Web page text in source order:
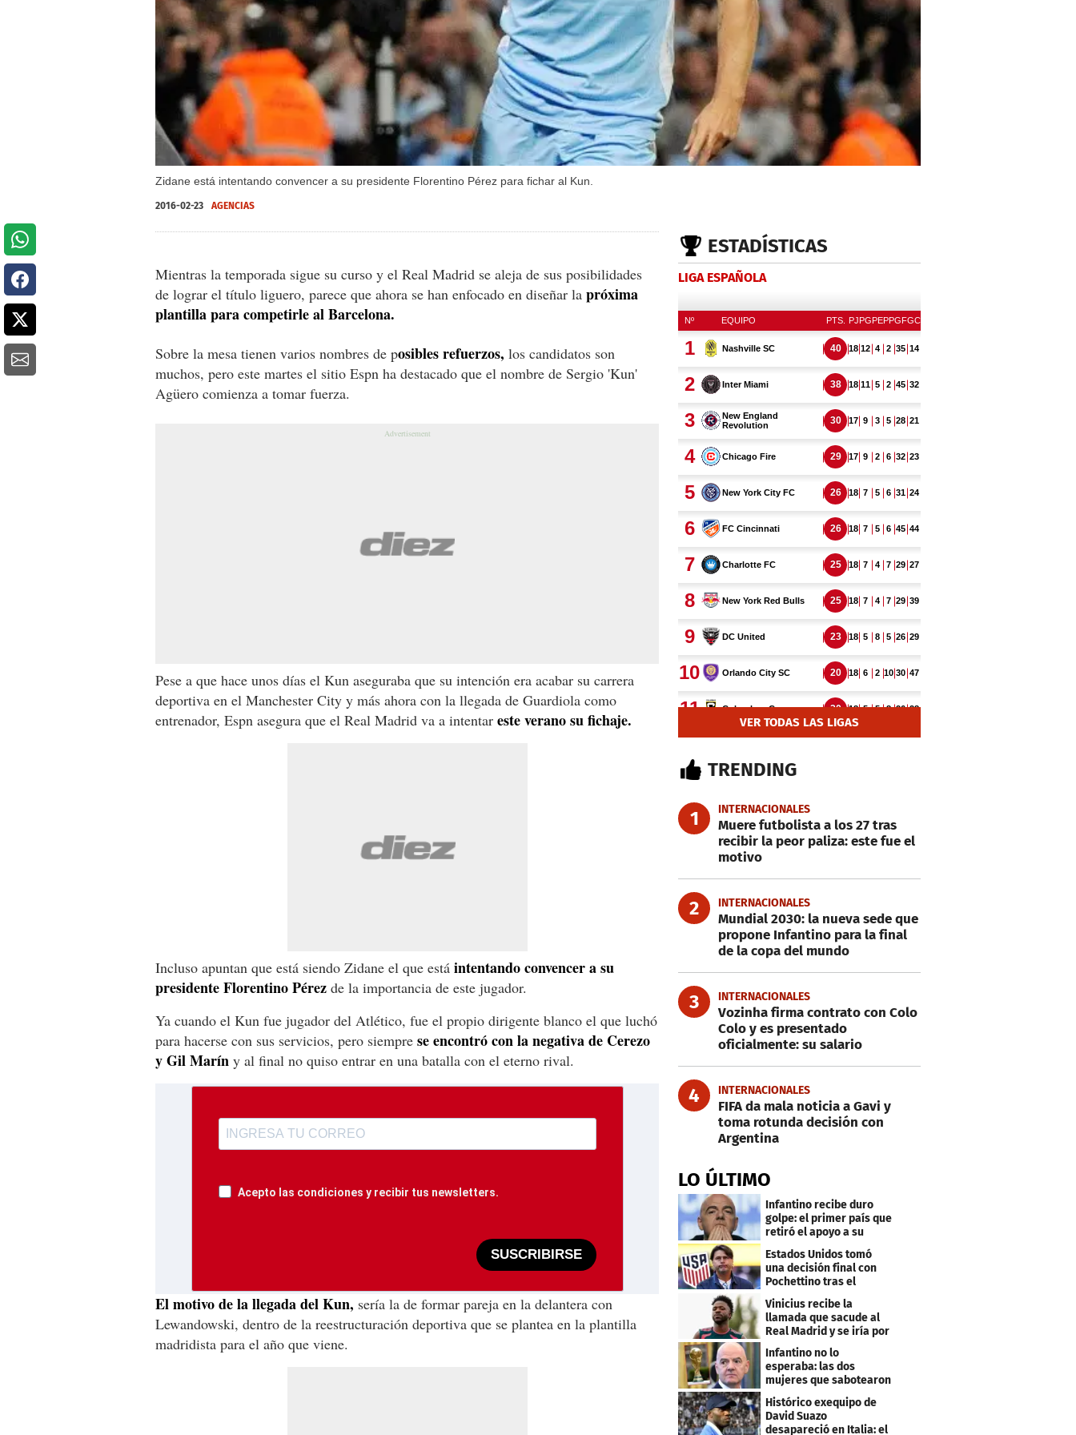
Zidane está intentando convencer a su presidente Florentino Pérez para fichar al Kun.
2016-02-23 AGENCIAS
Mientras la temporada sigue su curso y el Real Madrid se aleja de sus posibilidades
de lograr el título liguero, parece que ahora se han enfocado en diseñar la próxima
plantilla para competirle al Barcelona.
Sobre la mesa tienen varios nombres de posibles refuerzos, los candidatos son
muchos, pero este martes el sitio Espn ha destacado que el nombre de Sergio 'Kun'
Agüero comienza a tomar fuerza.
Pese a que hace unos días el Kun aseguraba que su intención era acabar su carrera
deportiva en el Manchester City y más ahora con la llegada de Guardiola como
entrenador, Espn asegura que el Real Madrid va a intentar este verano su fichaje.
Incluso apuntan que está siendo Zidane el que está intentando convencer a su
presidente Florentino Pérez de la importancia de este jugador.
Ya cuando el Kun fue jugador del Atlético, fue el propio dirigente blanco el que luchó
para hacerse con sus servicios, pero siempre se encontró con la negativa de Cerezo
y Gil Marín y al final no quiso entrar en una batalla con el eterno rival.
Acepto las condiciones y recibir tus newsletters.
SUSCRIBIRSE
El motivo de la llegada del Kun, sería la de formar pareja en la delantera con
Lewandowski, dentro de la reestructuración deportiva que se plantea en la plantilla
madridista para el año que viene.
ESTADÍSTICAS
LIGA ESPAÑOLA
VER TODAS LAS LIGAS
TRENDING
1 INTERNACIONALES
Muere futbolista a los 27 tras
recibir la peor paliza: este fue el
motivo
2 INTERNACIONALES
Mundial 2030: la nueva sede que
propone Infantino para la final
de la copa del mundo
3 INTERNACIONALES
Vozinha firma contrato con Colo
Colo y es presentado
oficialmente: su salario
4 INTERNACIONALES
FIFA da mala noticia a Gavi y
toma rotunda decisión con
Argentina
LO ÚLTIMO
Infantino recibe duro
golpe: el primer país que
retiró el apoyo a su
Estados Unidos tomó
una decisión final con
Pochettino tras el
Mundial
Vinicius recibe la
llamada que sacude al
Real Madrid y se iría por
este salario
Infantino no lo
esperaba: las dos
mujeres que sabotearon
sus planes con el
Mundial
Histórico exequipo de
David Suazo
desapareció en Italia: el